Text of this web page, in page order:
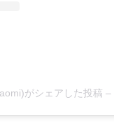
がシェアした投稿 –